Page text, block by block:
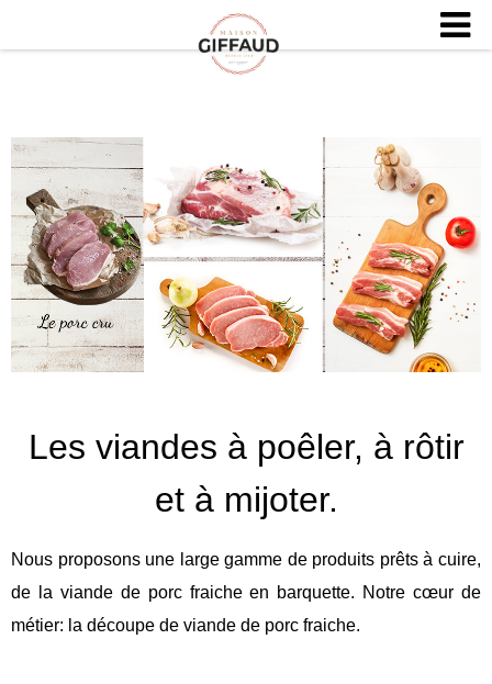
Les viandes à poêler, à rôtir
et à mijoter.
Nous proposons une large gamme de produits prêts à cuire,
de la viande de porc fraiche en barquette. Notre cœur de
métier: la découpe de viande de porc fraiche.